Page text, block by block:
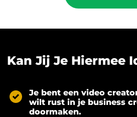
Kan Jij Je Hiermee
Je bent een video
wilt rust in je business
doormaken.